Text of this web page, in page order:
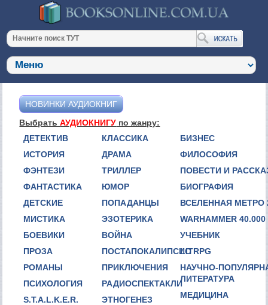
НОВИНКИ АУДИОКНИГ
ВыбратьАУДИОКНИГУ по жанру:
ДЕТЕКТИВ
ИСТОРИЯ
ФЭНТЕЗИ
ФАНТАСТИКА
ДЕТСКИЕ
МИСТИКА
БОЕВИКИ
ПРОЗА
РОМАНЫ
ПСИХОЛОГИЯ
S.T.A.L.K.E.R.
КЛАССИКА
ДРАМА
ТРИЛЛЕР
ЮМОР
ПОПАДАНЦЫ
ЭЗОТЕРИКА
ВОЙНА
ПОСТАПОКАЛИПСИС
ПРИКЛЮЧЕНИЯ
РАДИОСПЕКТАКЛИ
ЭТНОГЕНЕЗ
БИЗНЕС
ФИЛОСОФИЯ
ПОВЕСТИ И
БИОГРАФИЯ
ВСЕЛЕННАЯ МЕТРО
WARHAMMER 40.000
УЧЕБНИК
LITRPG
НАУЧНО-
ЛИТЕРАТУРА
МЕДИЦИНА